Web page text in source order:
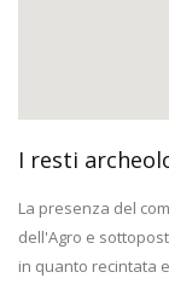
I resti
La presenza del
dell'Agro e
in quanto recintata